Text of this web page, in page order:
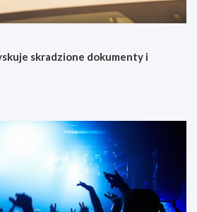
skradzione dokumenty i